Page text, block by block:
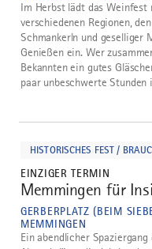
Im Herbst lädt das Weinfest
verschiedenen Regionen,
Schmankerln und geselliger
Genießen ein. Wer
Bekannten ein gutes
paar unbeschwerte Stunden
HISTORISCHES FEST /
EINZIGER TERMIN
5
Memmingen für
GERBERPLATZ (BEIM
MEMMINGEN
Ein abendlicher